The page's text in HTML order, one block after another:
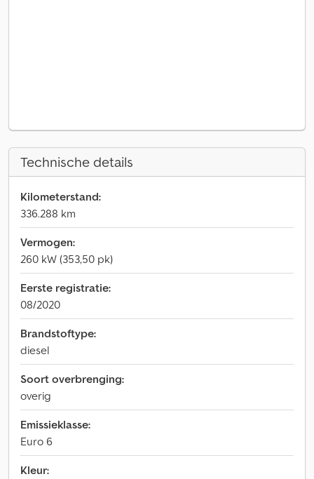
Technische details
Kilometerstand:
336.288 km
Vermogen:
260 kW (353,50 pk)
Eerste registratie:
08/2020
Brandstoftype:
diesel
Soort overbrenging:
overig
Emissieklasse:
Euro 6
Kleur: